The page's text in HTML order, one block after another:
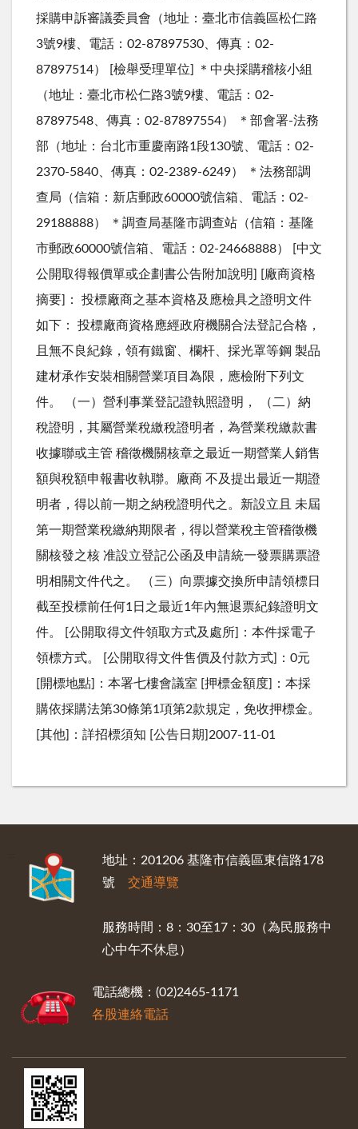
採購申訴審議委員會（地址：臺北市信義區松仁路
3號9樓、電話：02-87897530、傳真：02-
87897514） [檢舉受理單位] ＊中央採購稽核小組
（地址：臺北市松仁路3號9樓、電話：02-
87897548、傳真：02-87897554） ＊部會署-法務
部（地址：台北市重慶南路1段130號、電話：02-
2370-5840、傳真：02-2389-6249） ＊法務部調
查局（信箱：新店郵政60000號信箱、電話：02-
29188888） ＊調查局基隆市調查站（信箱：基隆
市郵政60000號信箱、電話：02-24668888） [中文
公開取得報價單或企劃書公告附加說明] [廠商資格
摘要]： 投標廠商之基本資格及應檢具之證明文件
如下： 投標廠商資格應經政府機關合法登記合格，
且無不良紀錄，領有鐵窗、欄杆、採光罩等鋼 製品
建材承作安裝相關營業項目為限，應檢附下列文
件。 （一）營利事業登記證執照證明， （二）納
稅證明，其屬營業稅繳稅證明者，為營業稅繳款書
收據聯或主管 稽徵機關核章之最近一期營業人銷售
額與稅額申報書收執聯。廠商 不及提出最近一期證
明者，得以前一期之納稅證明代之。新設立且 未屆
第一期營業稅繳納期限者，得以營業稅主管稽徵機
關核發之核 准設立登記公函及申請統一發票購票證
明相關文件代之。 （三）向票據交換所申請領標日
截至投標前任何1日之最近1年內無退票紀錄證明文
件。 [公開取得文件領取方式及處所]：本件採電子
領標方式。 [公開取得文件售價及付款方式]：0元
[開標地點]：本署七樓會議室 [押標金額度]：本採
購依採購法第30條第1項第2款規定，免收押標金。
[其他]：詳招標須知 [公告日期]2007-11-01
地址：201206 基隆市信義區東信路178
號 交通導覽
服務時間：8：30至17：30（為民服務中
心中午不休息）
電話總機：(02)2465-1171
各股連絡電話